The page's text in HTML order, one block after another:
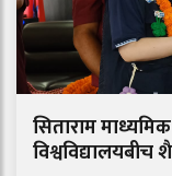
सिताराम
विश्वविद्यालयबीच